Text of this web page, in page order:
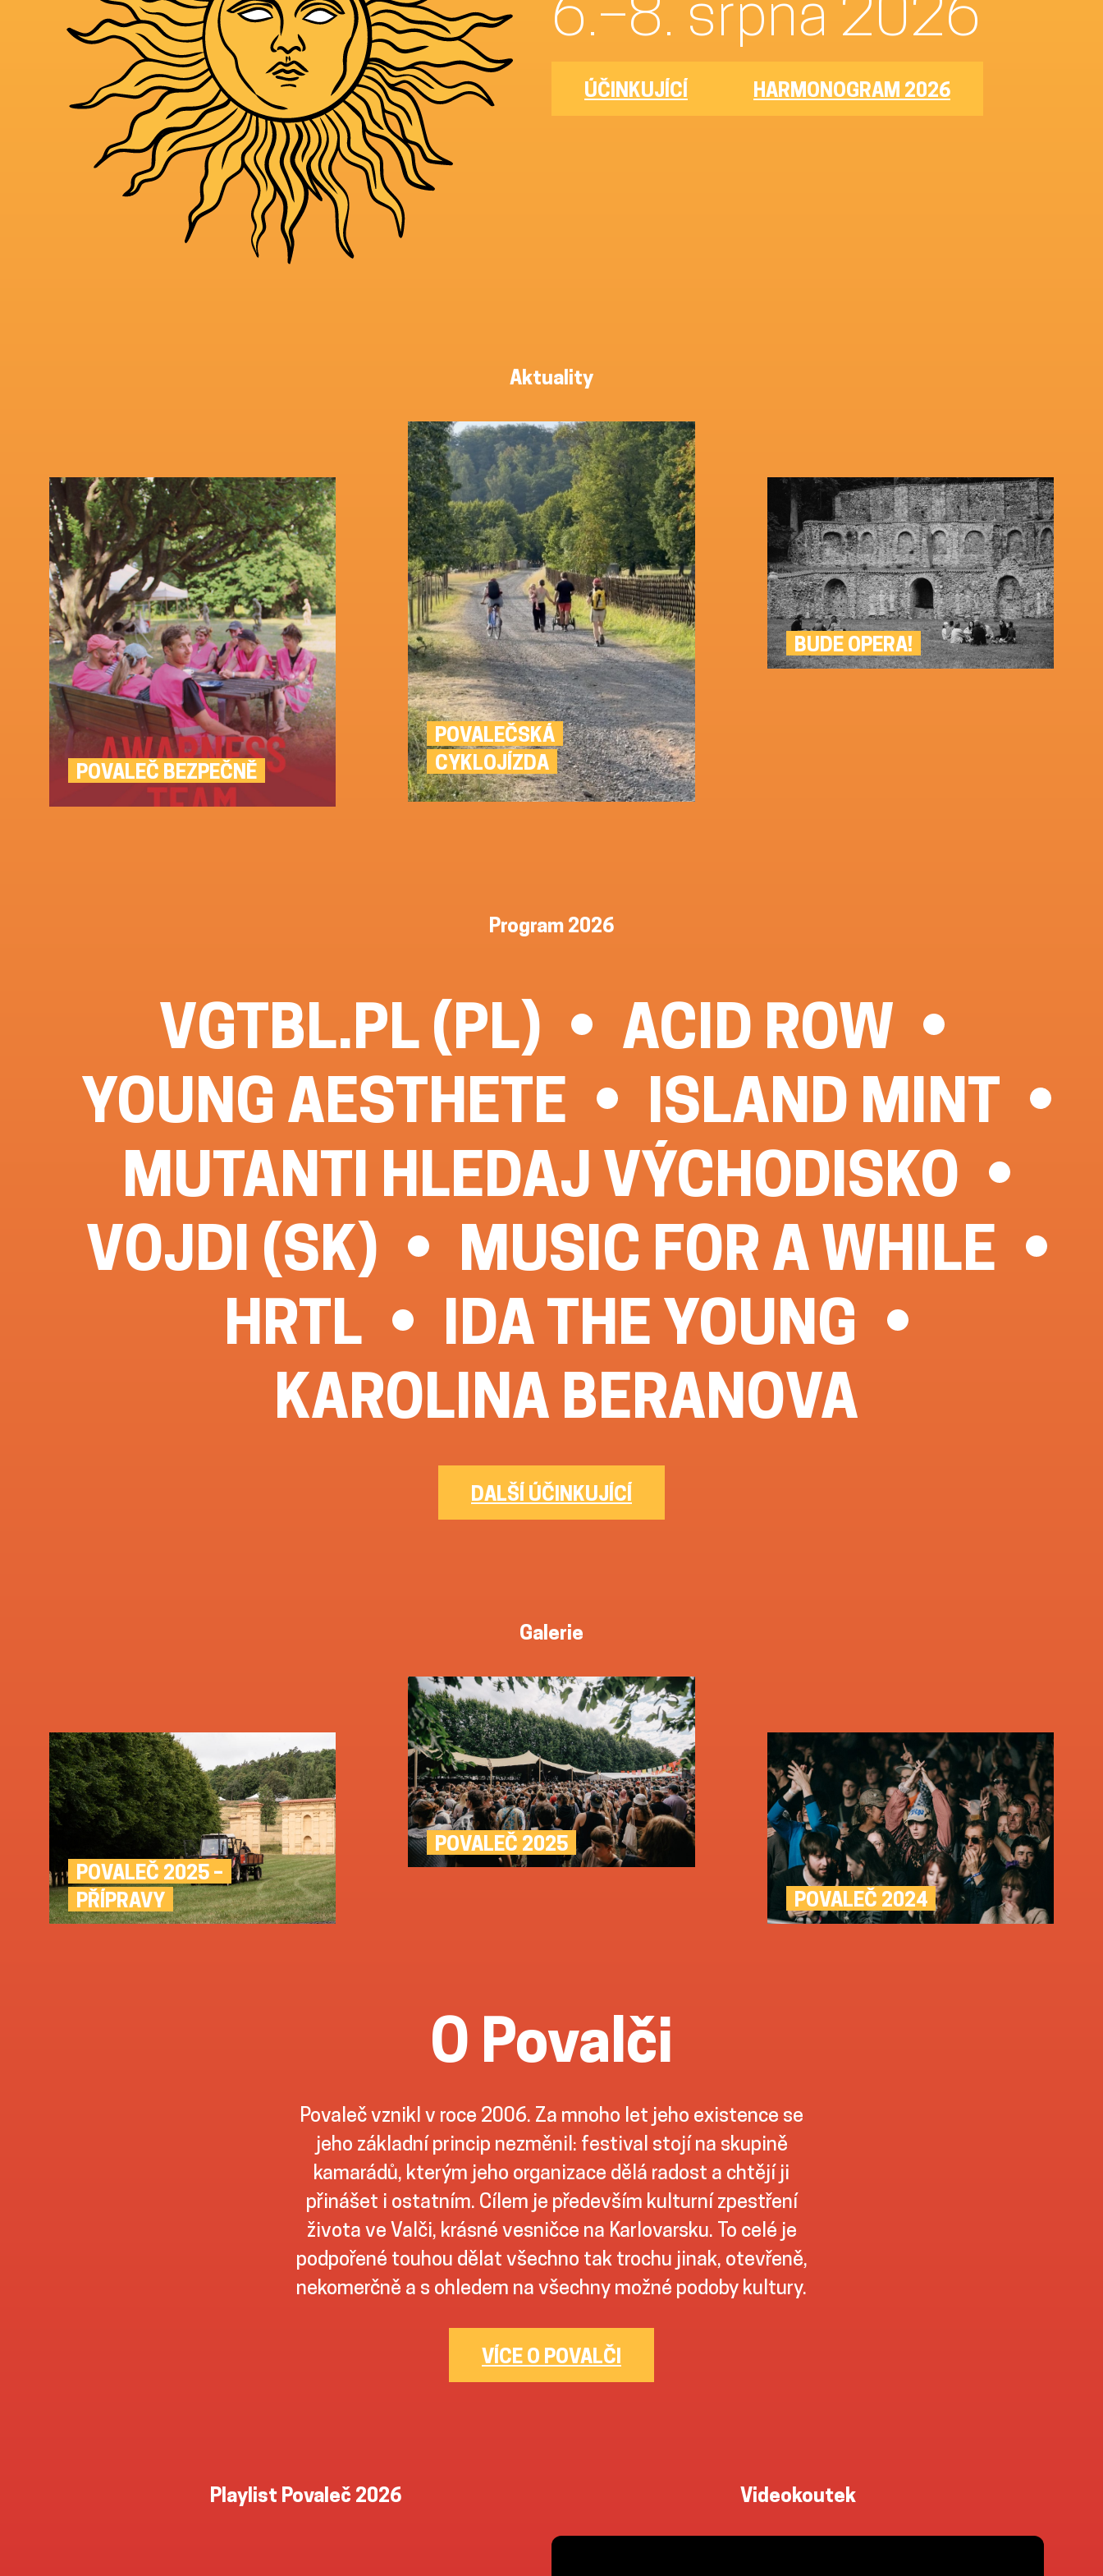
ÚČINKUJÍCÍ HARMONOGRAM 2026
Aktuality
POVALEČ BEZPEČNĚ
POVALEČSKÁ
CYKLOJÍZDA
BUDE OPERA!
Program 2026
VGTBL.PL (PL)
ACID ROW
YOUNG AESTHETE
ISLAND MINT
MUTANTI HLEDAJ VÝCHODISKO
VOJDI (SK)
MUSIC FOR A WHILE
HRTL
IDA THE YOUNG
KAROLINA BERANOVA
DALŠÍ ÚČINKUJÍCÍ
Galerie
POVALEČ 2025 –
PŘÍPRAVY
POVALEČ 2025
POVALEČ 2024
O Povalči
Povaleč vznikl v roce 2006. Za mnoho let jeho existence se
jeho základní princip nezměnil: festival stojí na skupině
kamarádů, kterým jeho organizace dělá radost a chtějí ji
přinášet i ostatním. Cílem je především kulturní zpestření
života ve Valči, krásné vesničce na Karlovarsku. To celé je
podpořené touhou dělat všechno tak trochu jinak, otevřeně,
nekomerčně a s ohledem na všechny možné podoby kultury.
VÍCE O POVALČI
Playlist Povaleč 2026 Videokoutek